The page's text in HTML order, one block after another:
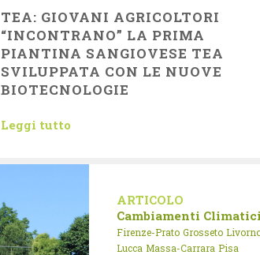
TEA: GIOVANI AGRICOLTORI
“INCONTRANO” LA PRIMA
PIANTINA SANGIOVESE TEA
SVILUPPATA CON LE NUOVE
BIOTECNOLOGIE
Leggi tutto
ARTICOLO
Cambiamenti
Firenze-Prato Grosseto
Lucca Massa-Carrara Pisa